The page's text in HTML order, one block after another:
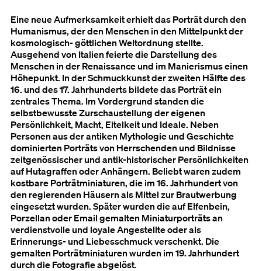
Eine neue Aufmerksamkeit erhielt das Porträt durch den
Humanismus, der den Menschen in den Mittelpunkt der
kosmologisch- göttlichen Weltordnung stellte.
Ausgehend von Italien feierte die Darstellung des
Menschen in der Renaissance und im Manierismus einen
Höhepunkt. In der Schmuckkunst der zweiten Hälfte des
16. und des 17. Jahrhunderts bildete das Porträt ein
zentrales Thema. Im Vordergrund standen die
selbstbewusste Zurschaustellung der eigenen
Persönlichkeit, Macht, Eitelkeit und Ideale. Neben
Personen aus der antiken Mythologie und Geschichte
dominierten Porträts von Herrschenden und Bildnisse
zeitgenössischer und antik-historischer Persönlichkeiten
auf Hutagraffen oder Anhängern. Beliebt waren zudem
kostbare Porträtminiaturen, die im 16. Jahrhundert von
den regierenden Häusern als Mittel zur Brautwerbung
eingesetzt wurden. Später wurden die auf Elfenbein,
Porzellan oder Email gemalten Miniaturporträts an
verdienstvolle und loyale Angestellte oder als
Erinnerungs- und Liebesschmuck verschenkt. Die
gemalten Porträtminiaturen wurden im 19. Jahrhundert
durch die Fotografie abgelöst.